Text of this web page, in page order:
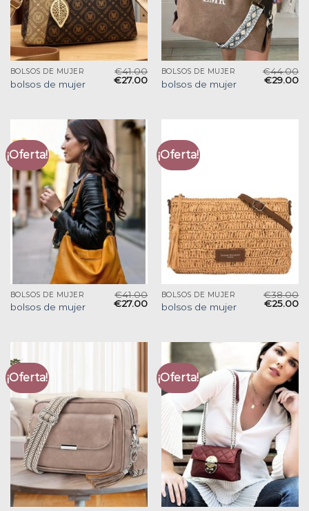
BOLSOS DE MUJER
bolsos de mujer
€41.00
€27.00
BOLSOS DE MUJER
bolsos de mujer
€44.00
€29.00
¡Oferta!
BOLSOS DE MUJER
bolsos de mujer
€41.00
€27.00
¡Oferta!
BOLSOS DE MUJER
bolsos de mujer
€38.00
€25.00
¡Oferta! ¡Oferta!